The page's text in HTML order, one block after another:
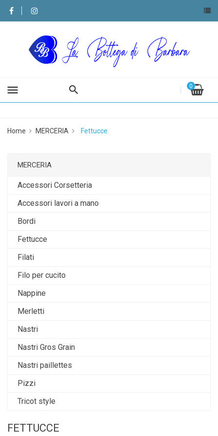
menu 0
Home MERCERIA Fettucce
MERCERIA
Accessori Corsetteria
Accessori lavori a mano
Bordi
Fettucce
Filati
Filo per cucito
Nappine
Merletti
Nastri
Nastri Gros Grain
Nastri paillettes
Pizzi
Tricot style
FETTUCCE